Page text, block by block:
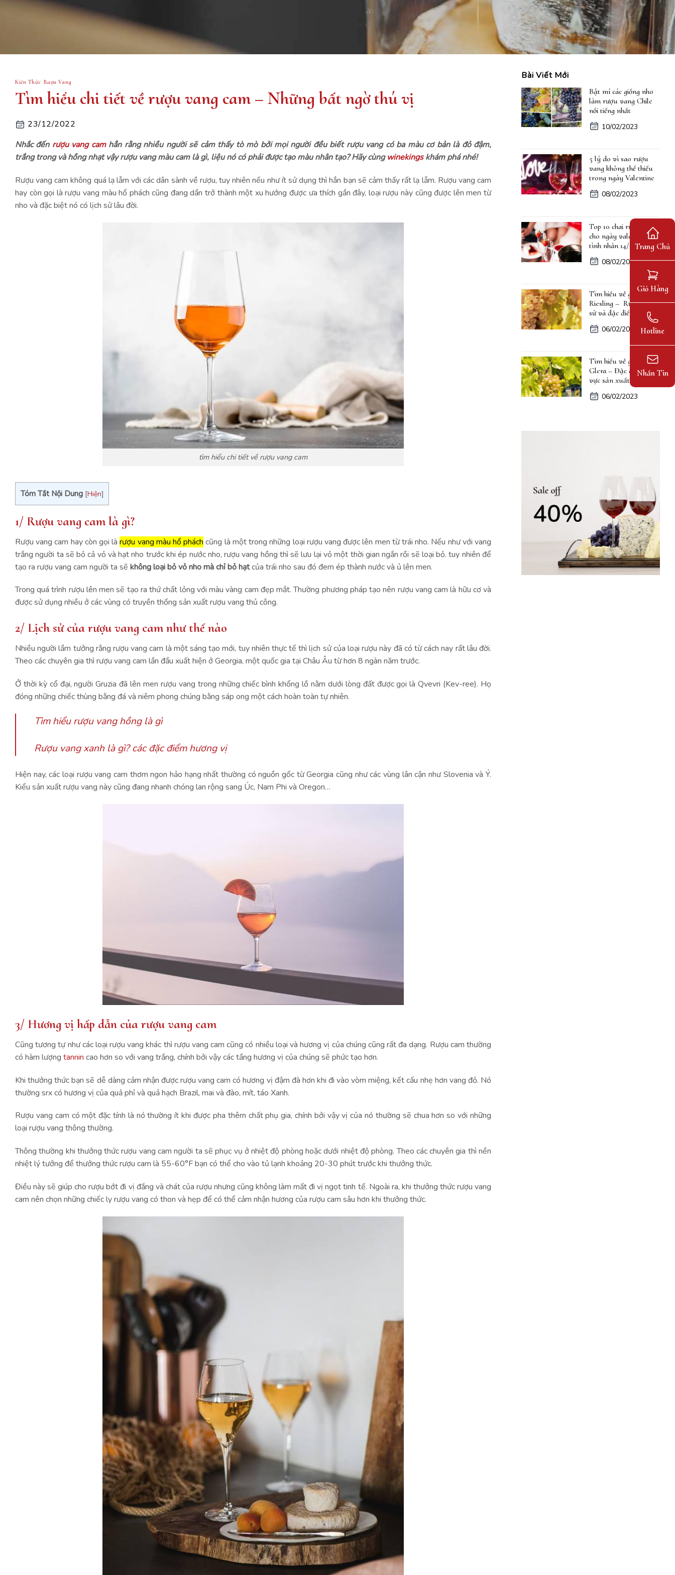
Kiến Thức Rượu Vang
Tìm hiểu chi tiết về rượu vang cam – Những bất ngờ thú vị
23/12/2022
Nhắc đến rượu vang camhẳn rằng nhiều người sẽ cảm thấy tò mò bởi mọi người đều biết rượu vang có ba màu cơ bản là đỏ đậm,
trắng trong và hồng nhạt vậy rượu vang màu cam là gì, liệu nó có phải được tạo màu nhân tạo? Hãy cùngwinekingskhám phá nhé!
Rượu vang cam không quá lạ lẫm với các dân sành về rượu, tuy nhiên nếu như ít sử dụng thì hẳn bạn sẽ cảm thấy rất lạ lẫm. Rượu vang cam
hay còn gọi là rượu vang màu hổ phách cũng đang dần trở thành một xu hướng được ưa thích gần đây, loại rượu này cũng được lên men từ
nho và đặc biệt nó có lịch sử lâu đời.
tìm hiểu chi tiết về rượu vang cam
Tóm Tắt Nội Dung [Hiện]
1/ Rượu vang cam là gì?
Rượu vang cam hay còn gọi làrượu vang màu hổ phách cũng là một trong những loại rượu vang được lên men từ trái nho. Nếu như với vang
trắng người ta sẽ bỏ cả vỏ và hạt nho trước khi ép nước nho, rượu vang hồng thì sẽ lưu lại vỏ một thời gian ngắn rồi sẽ loại bỏ. tuy nhiên để
tạo ra rượu vang cam người ta sẽ không loại bỏ vỏ nho mà chỉ bỏ hạtcủa trái nho sau đó đem ép thành nước và ủ lên men.
Trong quá trình rượu lên men sẽ tạo ra thứ chất lỏng với màu vàng cam đẹp mắt.Thường phương pháp tạo nên rượu vang cam là hữu cơ và
được sử dụng nhiều ở các vùng có truyền thống sản xuất rượu vang thủ công.
2/ Lịch sử của rượu vang cam như thế nào
Nhiều người lầm tưởng rằng rượu vang cam là một sáng tạo mới, tuy nhiên thực tế thì lịch sử của loại rượu này đã có từ cách nay rất lâu đời.
Theo các chuyên gia thì rượu vang cam lần đầu xuất hiện ở Georgia, một quốc gia tại Châu Âu từ hơn 8 ngàn năm trước.
Ở thời kỳ cổ đại, người Gruzia đã lên men rượu vang trong những chiếc bình khổng lồ nằm dưới lòng đất được gọi là Qvevri (Kev-ree). Họ
đóng những chiếc thùng bằng đá và niêm phong chúng bằng sáp ong một cách hoàn toàn tự nhiên.
Tìm hiểu rượu vang hồng là gì
Rượu vang xanh là gì? các đặc điểm hương vị
Hiện nay, các loại rượu vang cam thơm ngon hảo hạng nhất thường có nguồn gốc từGeorgia cũng như các vùng lân cận như Slovenia và Ý.
Kiểu sản xuất rượu vang này cũng đang nhanh chóng lan rộng sang Úc, Nam Phi và Oregon…
3/ Hương vị hấp dẫn của rượu vang cam
Cũng tương tự như các loại rượu vang khác thì rượu vang cam cũng có nhiều loại và hương vị của chúng cũng rất đa dạng. Rượu cam thường
có hàm lượng tannin cao hơn so với vang trắng, chính bởi vậy các tầng hương vị của chúng sẽ phức tạo hơn.
Khi thưởng thức bạn sẽ dễ dàng cảm nhận được rượu vang cam có hương vị đậm đà hơn khi đi vào vòm miệng, kết cấu nhẹ hơn vang đỏ. Nó
thường srx có hương vị của quả phỉ và quả hạch Brazil, mai và đào, mít, táo Xanh.
Rượu vang cam có một đặc tính là nó thường ít khi được pha thêm chất phụ gia, chính bởi vậy vị của nó thường sẽ chua hơn so với những
loại rượu vang thông thường.
Thông thường khi thưởng thức rượu vang cam người ta sẽ phục vụ ở nhiệt độ phòng hoặc dưới nhiệt độ phòng. Theo các chuyên gia thì nền
nhiệt lý tưởng để thưởng thức rượu cam là 55-60°F bạn có thể cho vào tủ lạnh khoảng 20-30 phút trước khi thưởng thức.
Điều này sẽ giúp cho rượu bớt đi vị đắng và chát của rượu nhưng cũng không làm mất đi vị ngọt tinh tế. Ngoài ra, khi thưởng thức rượu vang
cam nên chọn những chiếc ly rượu vang có thon và hẹp để có thể cảm nhận hương của rượu cam sâu hơn khi thưởng thức.
Bài Viết Mới
Bật mí các giống nho
làm rượu vang Chile
nổi tiếng nhất
10/02/2023
5 lý do vì sao rượu
vang không thể thiếu
trong ngày Valentine
08/02/2023
Top 10 chai rượu vang
cho ngày valentine lễ
tình nhân 14/2
08/02/2023
Tìm hiểu về giống nho
Riesling – Rượu, lịch
sử và đặc điểm
06/02/2023
Tìm hiểu về giống nho
Glera – Đặc điểm, khu
vực sản xuất
06/02/2023
Trang Chủ
Giỏ Hàng
Hotline
Nhắn Tin